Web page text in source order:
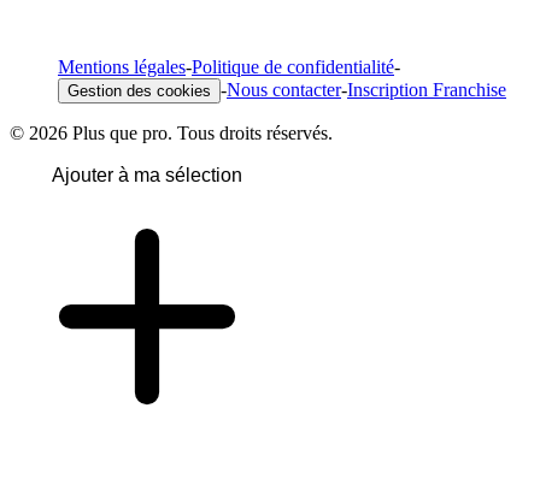
Mentions légales-Politique de confidentialité-
Gestion des cookies -Nous contacter-Inscription Franchise
© 2026 Plus que pro. Tous droits réservés.
Ajouter à ma sélection